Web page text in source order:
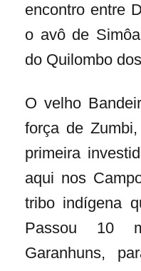
encontro entre
o avô de
do Quilombo
O velho
força de
primeira
aqui nos
tribo indígena
Passou 10
Garanhuns,